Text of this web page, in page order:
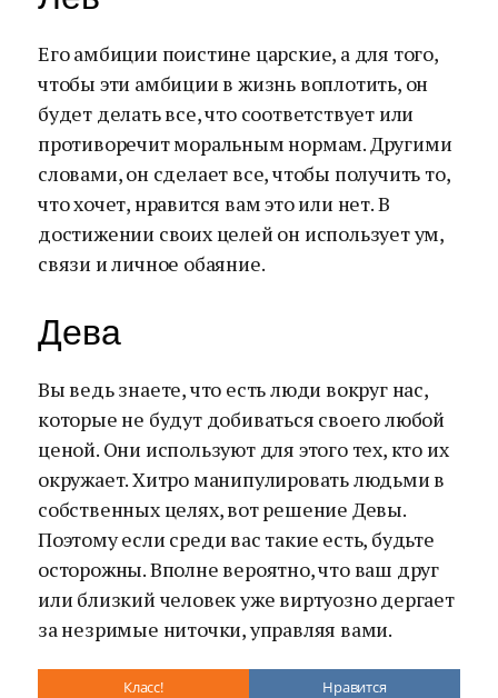
Его амбиции поистине царские, а для того,
чтобы эти амбиции в жизнь воплотить, он
будет делать все, что соответствует или
противоречит моральным нормам. Другими
словами, он сделает все, чтобы получить то,
что хочет, нравится вам это или нет. В
достижении своих целей он использует ум,
связи и личное обаяние.
Дева
Вы ведь знаете, что есть люди вокруг нас,
которые не будут добиваться своего любой
ценой. Они используют для этого тех, кто их
окружает. Хитро манипулировать людьми в
собственных целях, вот решение Девы.
Поэтому если среди вас такие есть, будьте
осторожны. Вполне вероятно, что ваш друг
или близкий человек уже виртуозно дергает
за незримые ниточки, управляя вами.
Класс! Нравится